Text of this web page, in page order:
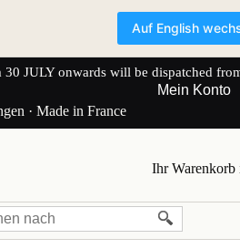
Auf English
JULY onwards will be dispatched
Mein Konto
· Made in France
Ihr Warenkorb